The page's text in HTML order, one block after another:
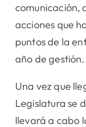
comunicación,
acciones que
puntos de la
año de gestión.
Una vez que
Legislatura se
llevará a cabo